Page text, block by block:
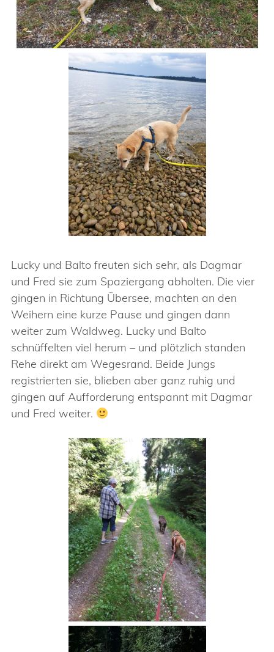
Lucky und Balto freuten sich sehr, als Dagmar
und Fred sie zum Spaziergang abholten. Die vier
gingen in Richtung Übersee, machten an den
Weihern eine kurze Pause und gingen dann
weiter zum Waldweg. Lucky und Balto
schnüffelten viel herum – und plötzlich standen
Rehe direkt am Wegesrand. Beide Jungs
registrierten sie, blieben aber ganz ruhig und
gingen auf Aufforderung entspannt mit Dagmar
und Fred weiter.